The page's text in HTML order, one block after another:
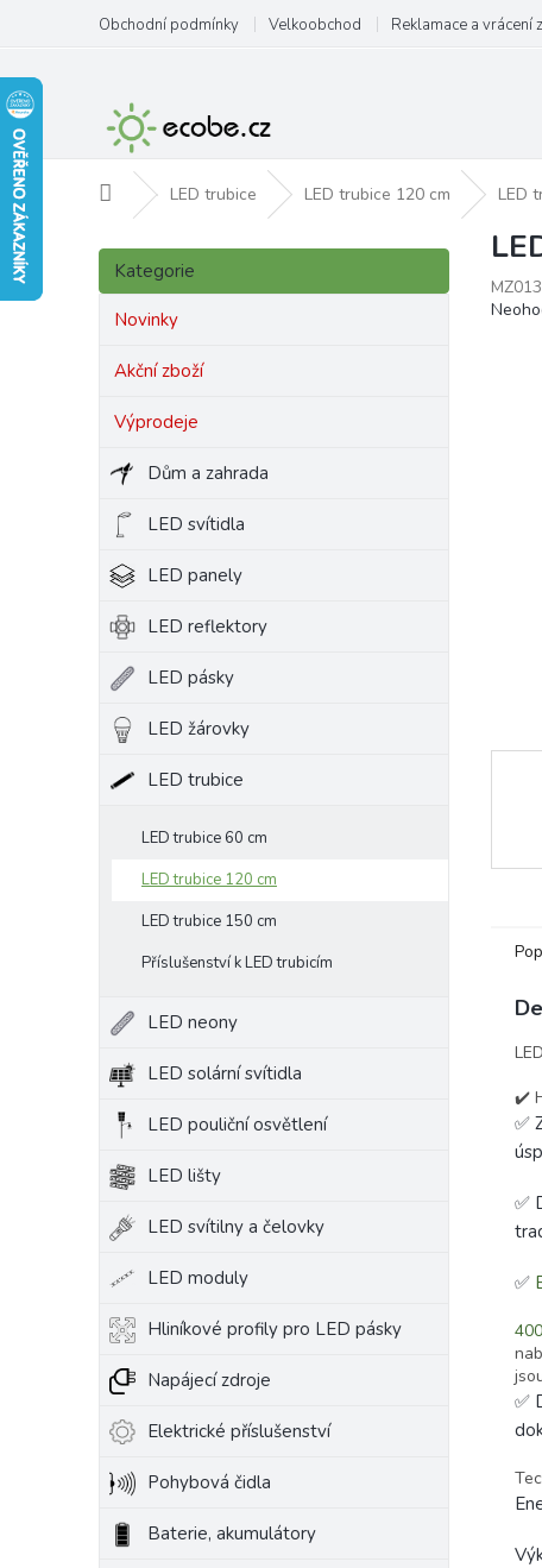
obsah
Obchodní podmínky Velkoobchod Reklamace a vrácení
Domů LED trubice LED trubice 120 cm LED
P
s
p
Přeskočit
kategorie
Kategorie
Novinky
Akční zboží
Výprodeje
Dům a zahrada
LED svítidla
LED panely
LED reflektory
LED pásky
LED žárovky
LED trubice
LED trubice 60 cm
LED trubice 120 cm
LED trubice 150 cm
Příslušenství k LED trubicím
LED neony
LED solární svítidla
LED pouliční osvětlení
LED lišty
LED svítilny a čelovky
LED moduly
Hliníkové profily pro LED pásky
Napájecí zdroje
Elektrické příslušenství
Pohybová čidla
Baterie, akumulátory
✔️
✅
✅
✅
✅